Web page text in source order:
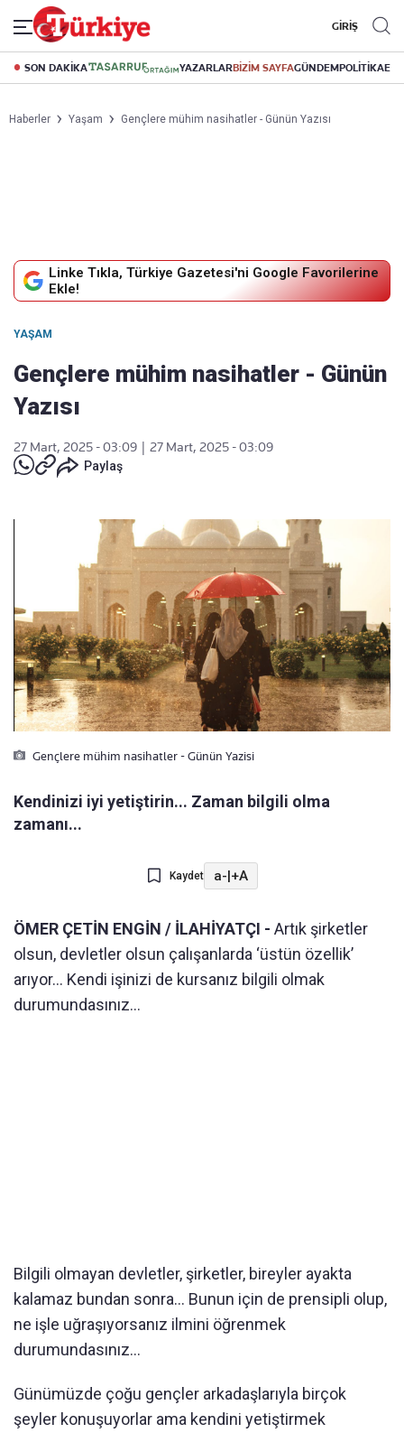
GİRİŞ
SON DAKİKA YAZARLARBİZİM SAYFAGÜNDEMPOLİTİKA
Haberler Yaşam Gençlere mühim nasihatler - Günün Yazısı
Linke Tıkla, Türkiye Gazetesi'ni Google Favorilerine
Ekle!
YAŞAM
Gençlere mühim nasihatler - Günün
Yazısı
27 Mart, 2025 - 03:09
27 Mart, 2025 - 03:09
Paylaş
Gençlere mühim nasihatler - Günün Yazisi
Kendinizi iyi yetiştirin... Zaman bilgili olma
zamanı...
Kaydet a-|+A
ÖMER ÇETİN ENGİN / İLAHİYATÇI - Artık şirketler
olsun, devletler olsun çalışanlarda ‘üstün özellik’
arıyor... Kendi işinizi de kursanız bilgili olmak
durumundasınız...
Bilgili olmayan devletler, şirketler, bireyler ayakta
kalamaz bundan sonra... Bunun için de prensipli olup,
ne işle uğraşıyorsanız ilmini öğrenmek
durumundasınız...
Günümüzde çoğu gençler arkadaşlarıyla birçok
şeyler konuşuyorlar ama kendini yetiştirmek